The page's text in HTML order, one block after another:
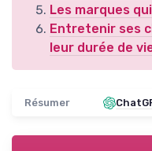
Les marques
Entretenir ses
leur durée de
Résumer